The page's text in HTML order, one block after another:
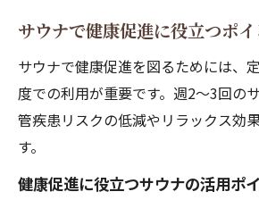
サウナで健康促進に役立つポ
サウナで健康促進を図るためには、
度での利用が重要です。週2～3回の
管疾患リスクの低減やリラックス効
す。
健康促進に役立つサウナの活用ポ